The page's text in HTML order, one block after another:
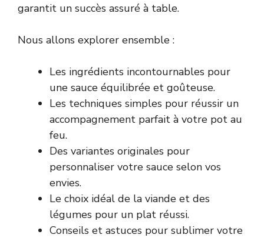
garantit un succès assuré à table.
Nous allons explorer ensemble :
Les ingrédients incontournables pour
une sauce équilibrée et goûteuse.
Les techniques simples pour réussir un
accompagnement parfait à votre pot au
feu.
Des variantes originales pour
personnaliser votre sauce selon vos
envies.
Le choix idéal de la viande et des
légumes pour un plat réussi.
Conseils et astuces pour sublimer votre